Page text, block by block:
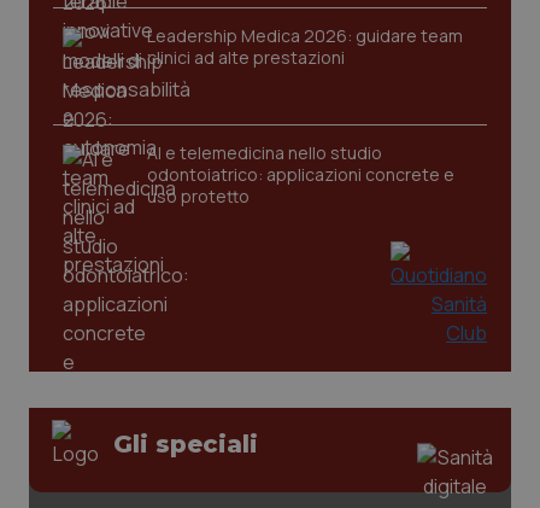
Leadership Medica 2026: guidare team
clinici ad alte prestazioni
AI e telemedicina nello studio
odontoiatrico: applicazioni concrete e
uso protetto
Gli speciali
tracking-sites-ironfish-
tracking-enable
www.quotidianosanita.it
session-id